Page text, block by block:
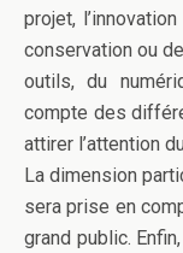
projet,
conservation ou
outils, du
compte des
attirer l’attention
La dimension
sera prise en
grand public.